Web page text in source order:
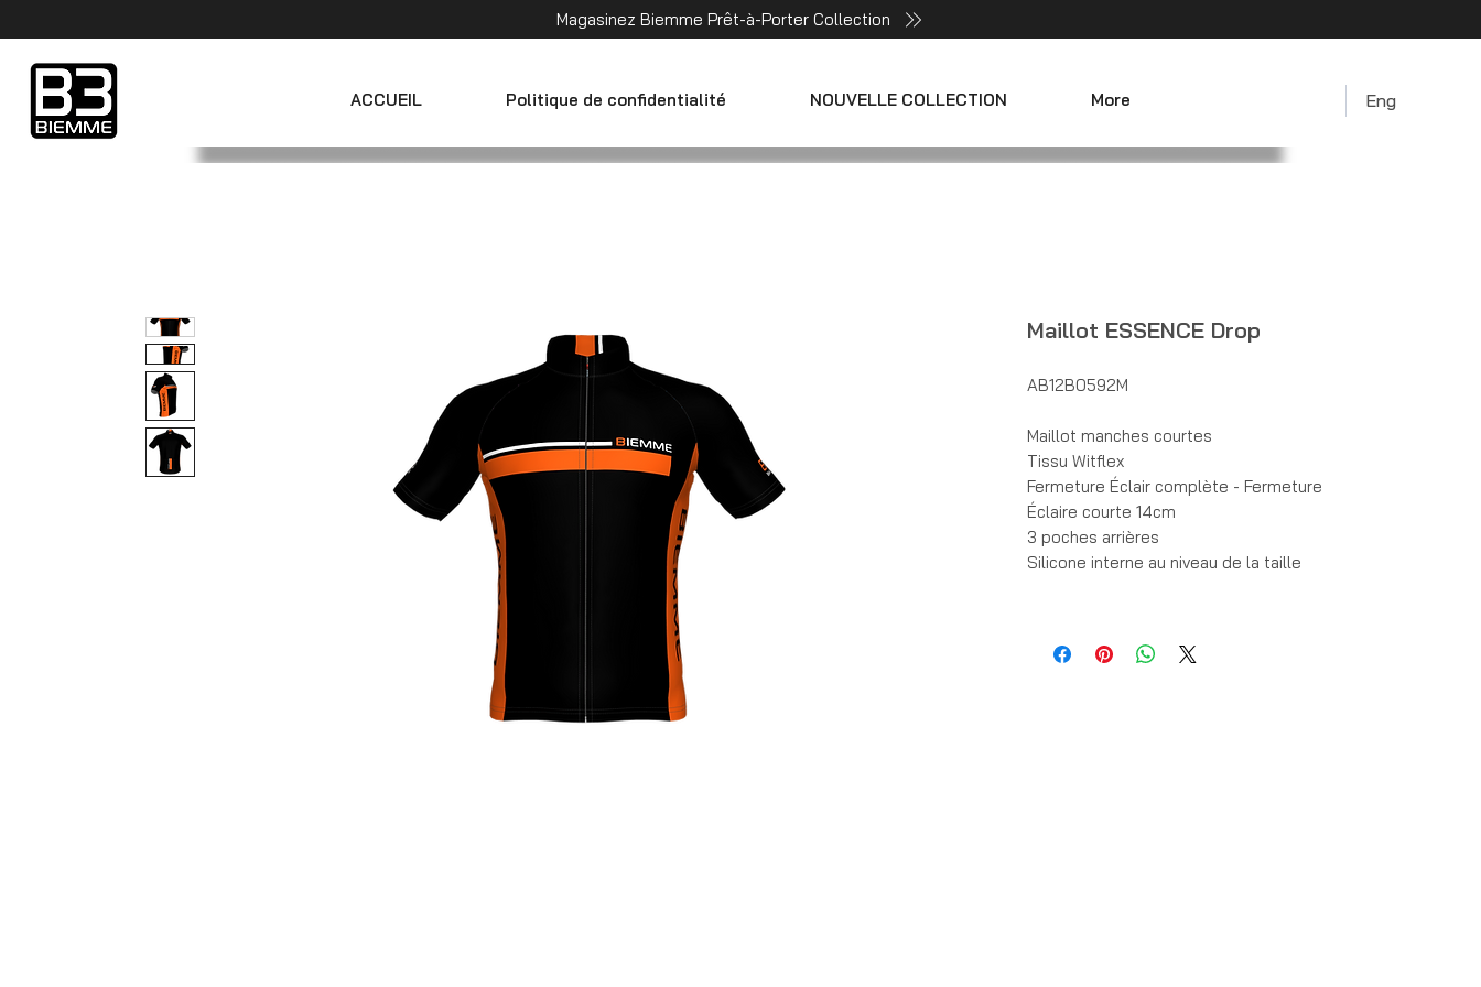
Magasinez Biemme Prêt-à-Porter Collection
ACCUEIL Politique de confidentialité NOUVELLE COLLECTION More Eng
Maillot ESSENCE Drop
AB12B0592M
Maillot manches courtes
Tissu Witflex
Fermeture Éclair complète - Fermeture
Éclaire courte 14cm
3 poches arrières
Silicone interne au niveau de la taille